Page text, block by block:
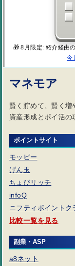
🎁 8月限定: 紹介経由
今
マネモア
賢く貯めて、賢く増
資産形成とポイ活の
ポイントサイト
モッピー
げん玉
ちょびリッチ
infoQ
ニフティポイントク
比較一覧を見る
副業・ASP
a8ネット